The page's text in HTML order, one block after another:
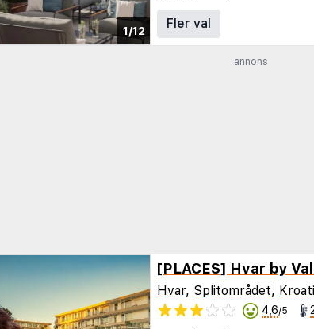
1/12
Fler val
annons
[PLACES] Hvar by
Hvar, Splitområdet,
4,6/5